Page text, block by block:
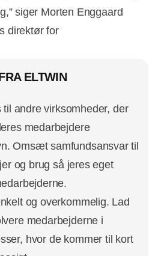
siger Morten Enggaard
direktør for
ELTWIN
andre virksomheder, der
medarbejdere
Omsæt samfundsansvar til
og brug så jeres eget
og overkommelig. Lad
medarbejderne i
hvor de kommer til kort